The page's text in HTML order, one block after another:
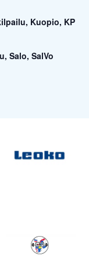
Kuopio, KP
Salo, SalVo